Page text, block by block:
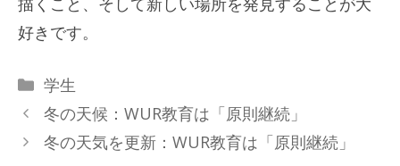
好きです。
カ
テ
ゴ
リ
学生
冬の天候：WUR教育は「原則継続」
冬の天気を更新：WUR教育は「原則継続」